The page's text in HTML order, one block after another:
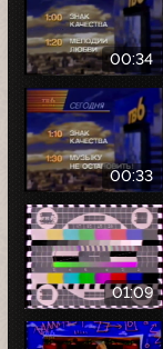
00:34
00:33
01:09